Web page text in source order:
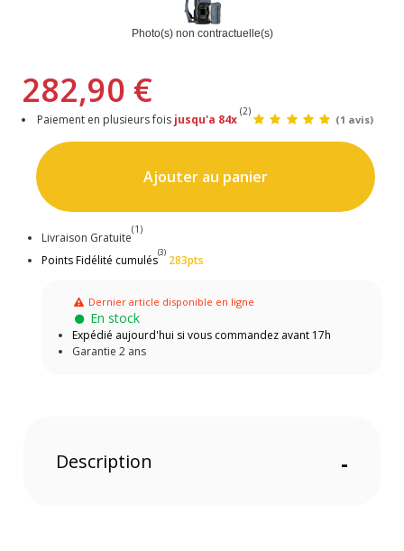
Photo(s) non contractuelle(s)
282,90 €
Paiement en plusieurs fois jusqu'a 84x
(2)
(1 avis)
Ajouter au panier
Livraison Gratuite
(1)
Points Fidélité cumulés
(3)
283pts
Dernier article disponible en ligne
En stock
Expédié aujourd'hui si vous commandez avant 17h
Garantie 2 ans
Description -